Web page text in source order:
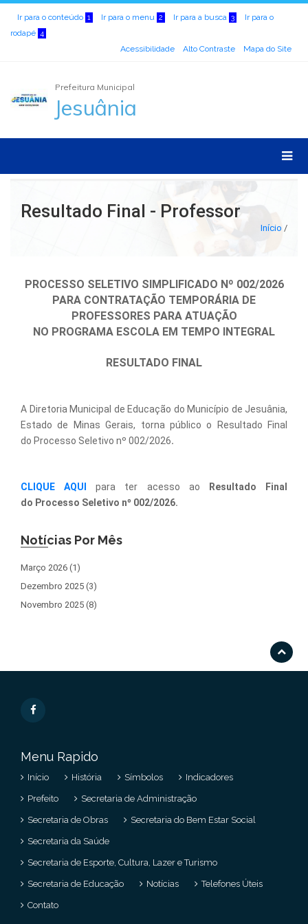
Ir para o conteúdo 1 Ir para o menu 2 Ir para a busca 3
Ir para o
rodapé 4
Acessibilidade Alto Contraste Mapa do Site
Prefeitura Municipal
Jesuânia
Resultado Final - Professor
Início /
PROCESSO SELETIVO SIMPLIFICADO Nº 002/2026
PARA CONTRATAÇÃO TEMPORÁRIA DE
PROFESSORES PARA ATUAÇÃO
NO PROGRAMA ESCOLA EM TEMPO INTEGRAL
RESULTADO FINAL
A Diretoria Municipal de Educação do Município de Jesuânia,
Estado de Minas Gerais, torna público o
Resultado Final
do Processo Seletivo nº 002/2026.
CLIQUE AQUI para ter acesso ao
Resultado Final
do Processo Seletivo nº 002/2026.
Notícias Por Mês
Março 2026 (1)
Dezembro 2025 (3)
Novembro 2025 (8)
Menu Rapido
Início História Símbolos Indicadores
Prefeito Secretaria de Administração
Secretaria de Obras Secretaria do Bem Estar Social
Secretaria da Saúde
Secretaria de Esporte, Cultura, Lazer e Turismo
Secretaria de Educação Notícias Telefones Úteis
Contato